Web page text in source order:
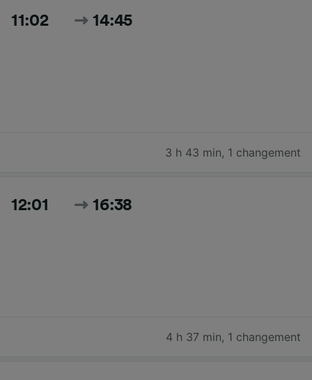
11:02 14:45
3 h 43 min, 1 changement
12:01 16:38
4 h 37 min, 1 changement